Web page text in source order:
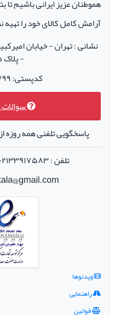
هموطنان عزیز ایرانی باشیم تا
آرامش کامل کالای خود را تهیه
نشانی : تهران - خیابان
- پلاک ۴۱۵
کدپستی: ۱۱۴۱۷۱۵۷۹۹
پاسخگویی تلفنی همه روزه از ساعت ۱۰
تلفن : ۰۲۱۳۳۹۱۷۵۸۳ - ۰۲۱۳۳۹۱۴۴۳۴
ویدئوها
راهنمایی
قوانین